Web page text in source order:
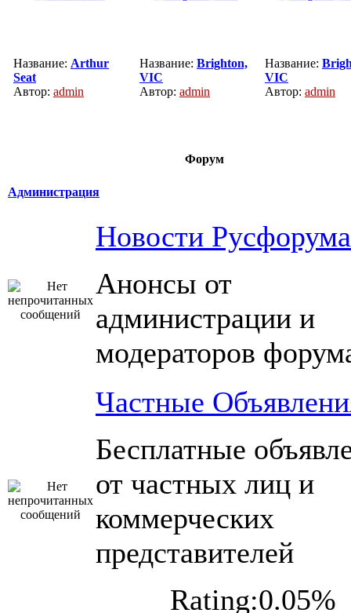
Название: Arthur
Seat
Автор: admin
Название: Brighton,
VIC
Автор: admin
Название:
VIC
Автор: admin
Форум
Администрация
Новости Русфорума
Анонсы от
администрации и
модераторов
Частные
Бесплатные
от частных лиц и
коммерческих
представителей
Rating:0.05%